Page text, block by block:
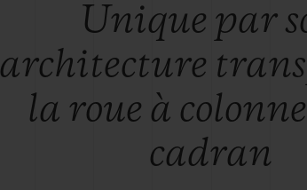
Unique par
architecture
la roue à
cadran